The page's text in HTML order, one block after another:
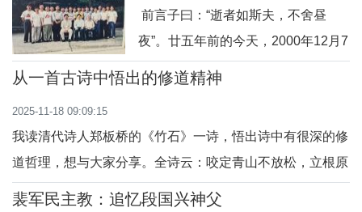
务。由此开启了他扎根基层教会、老当益壮的牧灵福传服
前言子曰：“逝者如斯夫，不舍昼
夜”。廿五年前的今天，2000年12月7
日，我们十人在上海徐家汇主教座堂
蓦然回首，自己的余年将奔向阴府之
门（参阅依38:10），故值此廿五周
年之际，述说天主的仁慈及自己走过
从一首古诗中悟出的修道精神
2025-11-18 09:09:15
我读清代诗人郑板桥的《竹石》一诗，悟出诗中有很深的修
道哲理，想与大家分享。全诗云：咬定青山不放松，立根原
在破岩中。千磨万击还坚劲，任尔东西南北风。诗写竹，但
裴军民主教：追忆段国兴神父